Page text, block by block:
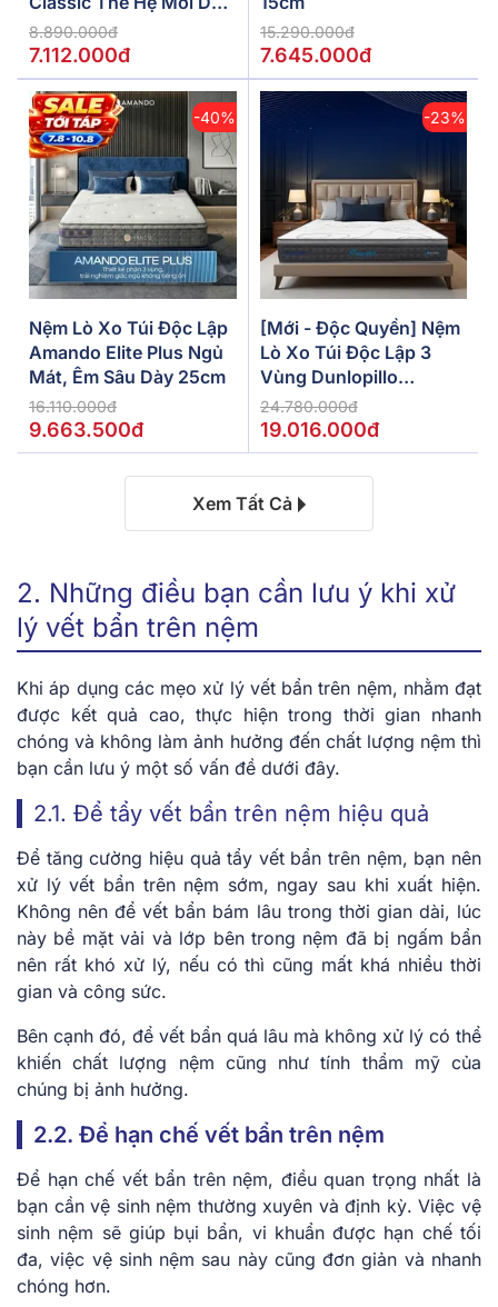
5/10/15cm
8.890.000đ
7.112.000đ
15.290.000đ
7.645.000đ
-40%
Nệm Lò Xo Túi Độc Lập
Amando Elite Plus Ngủ
Mát, Êm Sâu Dày 25cm
16.110.000đ
9.663.500đ
-23%
[Mới - Độc Quyền] Nệm
Lò Xo Túi Độc Lập 3
Vùng Dunlopillo
De.Stress Powerful
24.780.000đ
19.016.000đ
Xem Tất Cả
2. Những điều bạn cần lưu ý khi xử
lý vết bẩn trên nệm
Khi áp dụng các mẹo xử lý vết bẩn trên nệm, nhằm đạt
được kết quả cao, thực hiện trong thời gian nhanh
chóng và không làm ảnh hưởng đến chất lượng nệm thì
bạn cần lưu ý một số vấn đề dưới đây.
2.1. Để tẩy vết bẩn trên nệm hiệu quả
Để tăng cường hiệu quả tẩy vết bẩn trên nệm, bạn nên
xử lý vết bẩn trên nệm sớm, ngay sau khi xuất hiện.
Không nên để vết bẩn bám lâu trong thời gian dài, lúc
này bề mặt vải và lớp bên trong nệm đã bị ngấm bẩn
nên rất khó xử lý, nếu có thì cũng mất khá nhiều thời
gian và công sức.
Bên cạnh đó, để vết bẩn quá lâu mà không xử lý có thể
khiến chất lượng nệm cũng như tính thẩm mỹ của
chúng bị ảnh hưởng.
2.2. Để hạn chế vết bẩn trên nệm
Để hạn chế vết bẩn trên nệm, điều quan trọng nhất là
bạn cần vệ sinh nệm thường xuyên và định kỳ. Việc vệ
sinh nệm sẽ giúp bụi bẩn, vi khuẩn được hạn chế tối
đa, việc vệ sinh nệm sau này cũng đơn giản và nhanh
chóng hơn.